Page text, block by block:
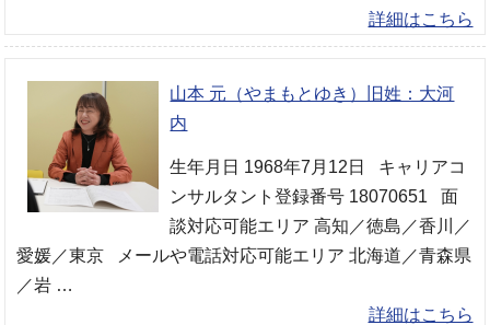
詳細はこちら
山本 元（やまもとゆき）旧姓：大河
内
生年月日 1968年7月12日 キャリアコ
ンサルタント登録番号 18070651 面
談対応可能エリア 高知／徳島／香川／
愛媛／東京 メールや電話対応可能エリア 北海道／青森県
／岩 …
詳細はこちら